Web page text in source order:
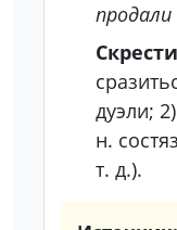
дуэли; 2)
н.
т. д.).